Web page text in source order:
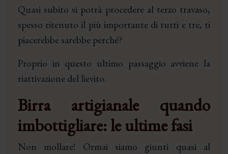
Quasi subito si potrà procedere al terzo travaso,
spesso ritenuto il più importante di tutti e tre, ti
piacerebbe sarebbe perché?
Proprio in questo ultimo passaggio avviene la
riattivazione del lievito.
Birra artigianale quando
imbottigliare: le ultime fasi
Non mollare! Ormai siamo giunti quasi al